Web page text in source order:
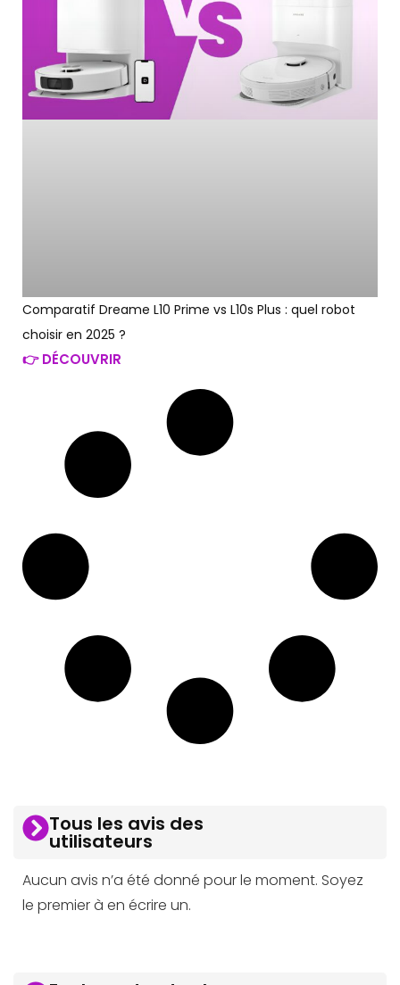
Comparatif Dreame L10 Prime vs L10s Plus : quel robot
choisir en 2025 ?
👉 DÉCOUVRIR
Tous les avis des
utilisateurs
Aucun avis n’a été donné pour le moment. Soyez
le premier à en écrire un.